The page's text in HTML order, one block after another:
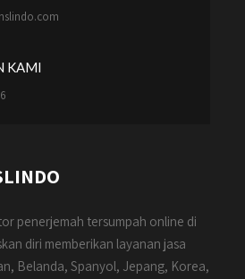
KAMI
penerjemah tersumpah online di
diri memberikan layanan jasa
Belanda, Spanyol, Jepang, Korea,